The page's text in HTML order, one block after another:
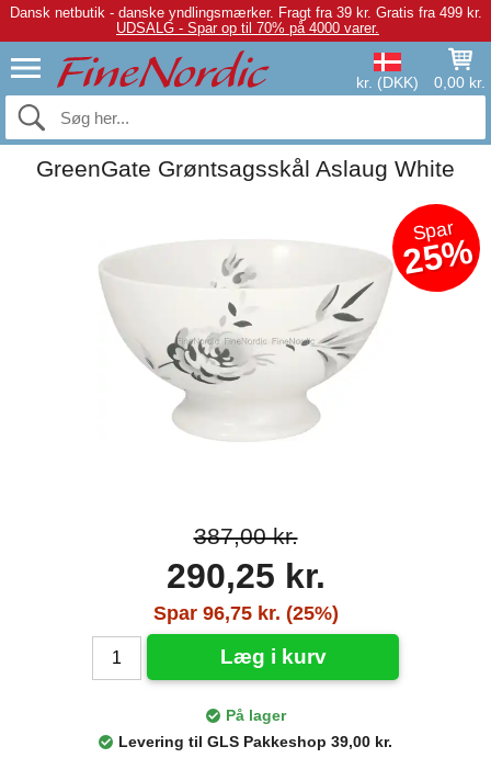
Dansk netbutik - danske yndlingsmærker. Fragt fra 39 kr. Gratis fra 499 kr.
UDSALG - Spar op til 70% på 4000 varer.
kr. (DKK) 0,00 kr.
GreenGate Grøntsagsskål Aslaug White
Spar
25%
387,00 kr.
290,25 kr.
Spar 96,75 kr. (25%)
Læg i kurv
På lager
Levering til GLS Pakkeshop 39,00 kr.